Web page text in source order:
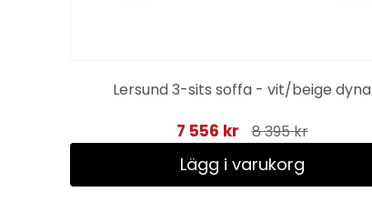
Lersund 3-sits soffa - vit/beige dyna
7 556 kr 8 395 kr
Lägg i varukorg